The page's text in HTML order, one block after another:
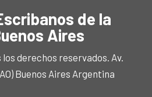
de la
Aires
derechos reservados. Av.
Buenos Aires Argentina